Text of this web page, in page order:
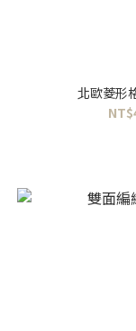
北歐菱形